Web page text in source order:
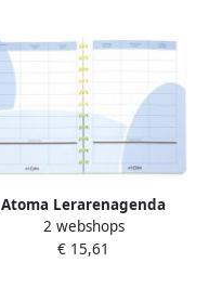
Atoma Lerarenagenda
2 webshops
€ 15,61